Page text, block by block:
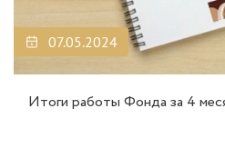
07.05.2024
Итоги работы Фонда за 4